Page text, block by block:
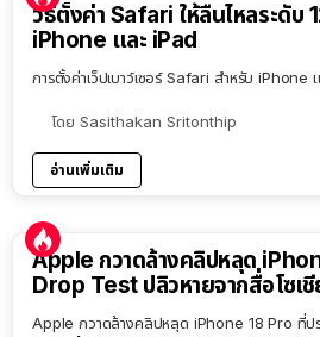
วิธีตั้งค่า Safari ให้ลื่นไหลระดับ
iPhone และ iPad
การตั้งค่าเว็ปเบาว์เซอร์ Safari สำหรับ iPhone
โดย Sasithakan Sritonthip
อ่านเพิ่มเติม
Apple กวาดล้างคลิปหลุด
Drop Test ปลิวหายจากสื่อโซเ
Apple กวาดล้างคลิปหลุด iPhone 18 Pro ที่